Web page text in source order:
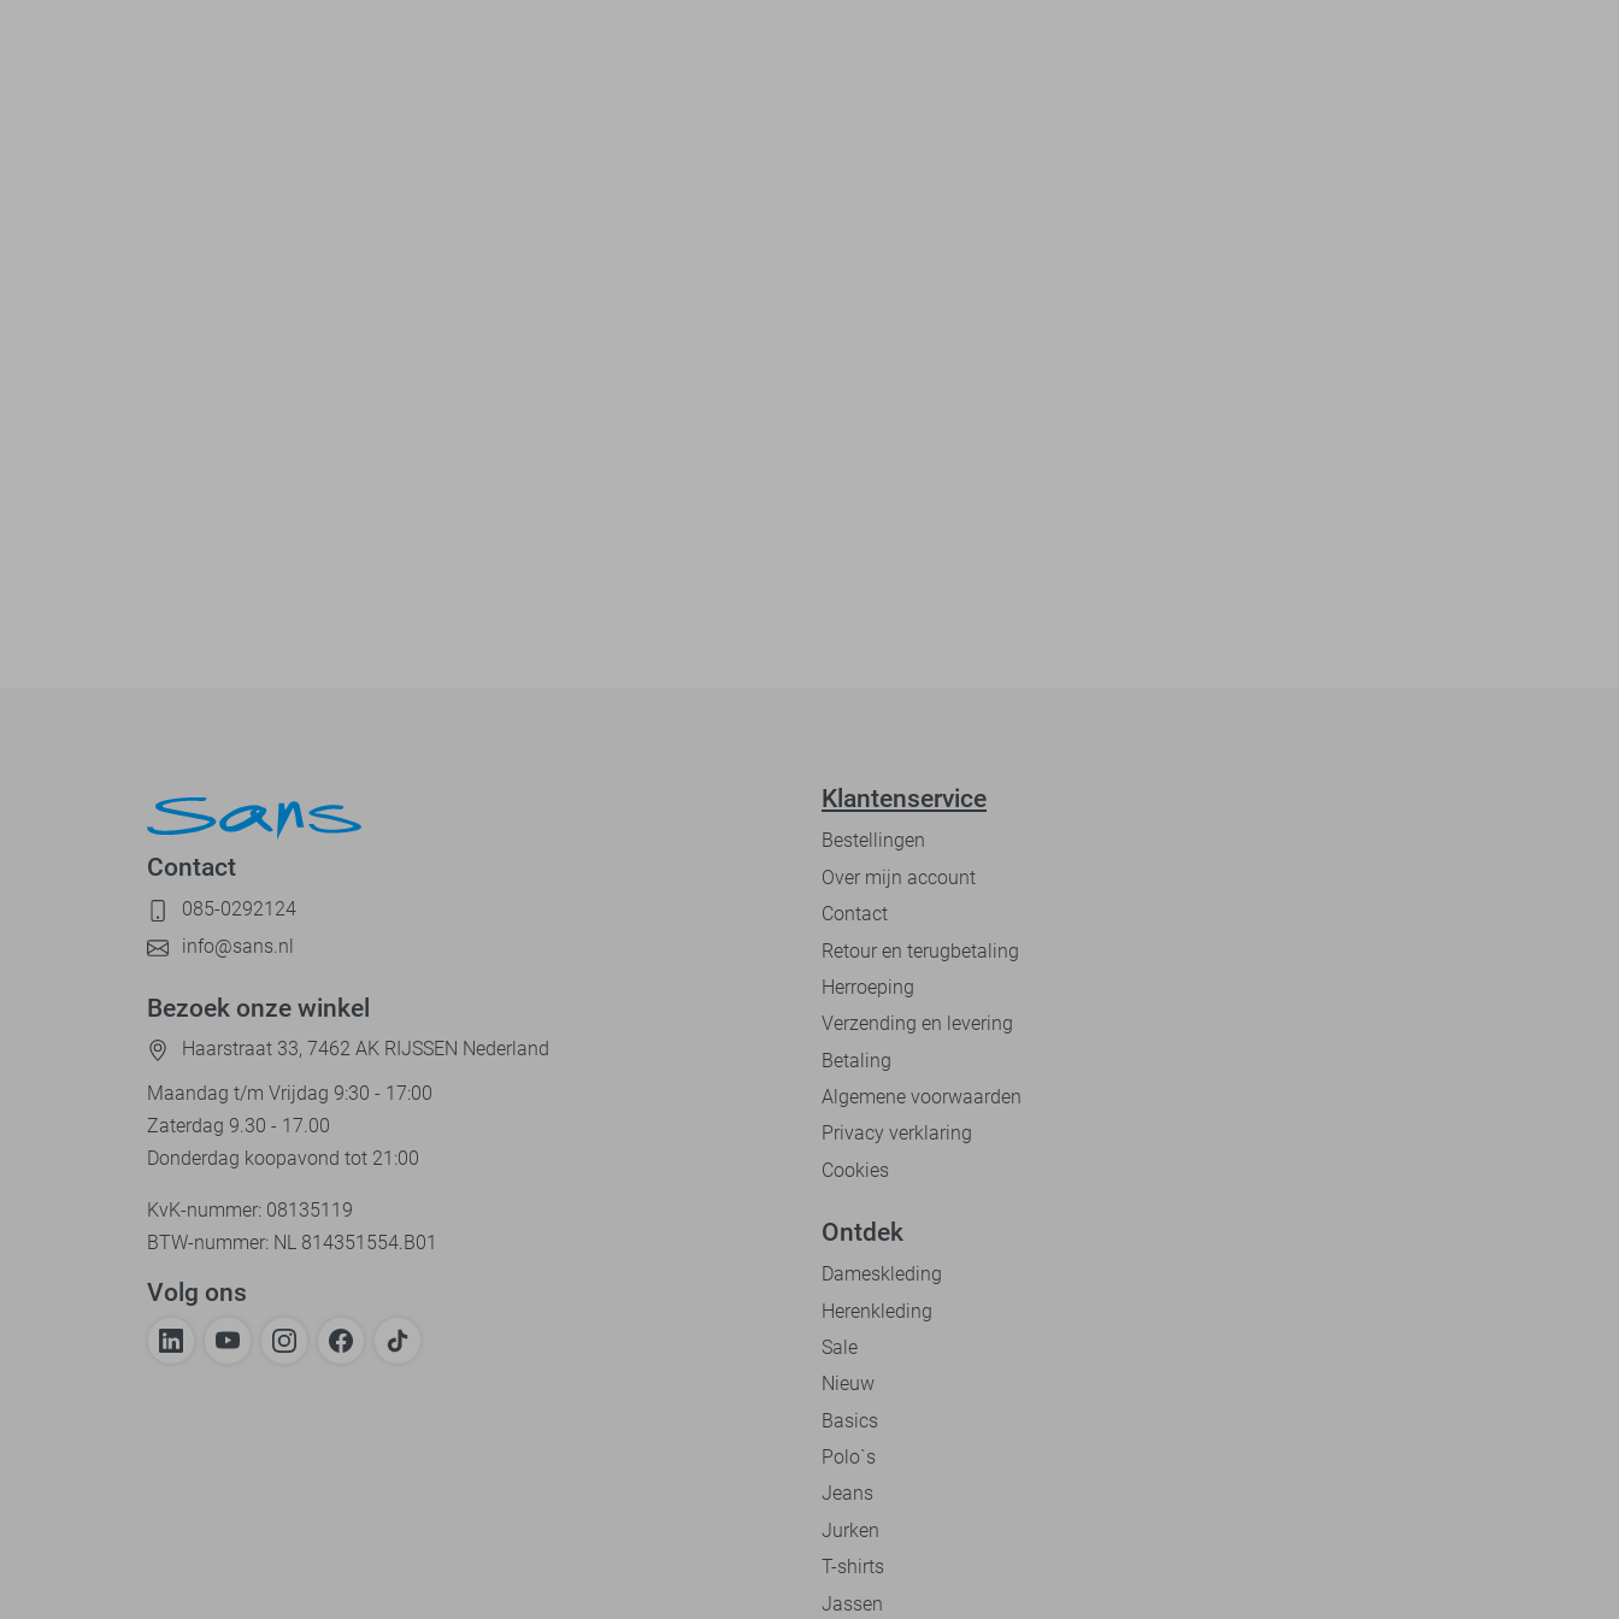
Contact
085-0292124
info@sans.nl
Bezoek onze winkel
Haarstraat 33, 7462 AK RIJSSEN Nederland
Maandag t/m Vrijdag 9:30 - 17:00
Zaterdag 9.30 - 17.00
Donderdag koopavond tot 21:00
KvK-nummer: 08135119
BTW-nummer: NL 814351554.B01
Volg ons
Klantenservice
Bestellingen
Over mijn account
Contact
Retour en terugbetaling
Herroeping
Verzending en levering
Betaling
Algemene voorwaarden
Privacy verklaring
Cookies
Ontdek
Dameskleding
Herenkleding
Sale
Nieuw
Basics
Polo`s
Jeans
Jurken
T-shirts
Jassen